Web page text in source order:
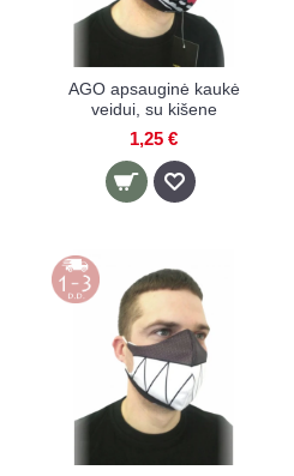
AGO apsauginė kaukė
veidui, su kišene
1,25 €